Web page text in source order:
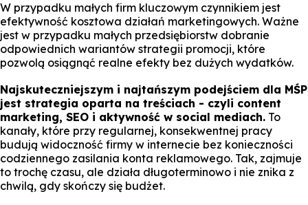
W przypadku małych firm kluczowym czynnikiem jest
efektywność kosztowa działań marketingowych. Ważne
jest w przypadku małych przedsiębiorstw dobranie
odpowiednich wariantów strategii promocji, które
pozwolą osiągnąć realne efekty bez dużych wydatków.
Najskuteczniejszym i najtańszym podejściem dla MŚP
jest strategia oparta na treściach - czyli content
marketing, SEO i aktywność w social mediach. To
kanały, które przy regularnej, konsekwentnej pracy
budują widoczność firmy w internecie bez konieczności
codziennego zasilania konta reklamowego. Tak, zajmuje
to trochę czasu, ale działa długoterminowo i nie znika z
chwilą, gdy skończy się budżet.